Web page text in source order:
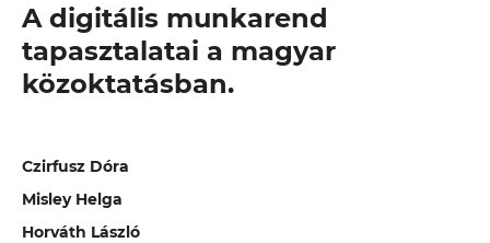
A digitális munkarend
tapasztalatai a magyar
közoktatásban.
Czirfusz Dóra
Misley Helga
Horváth László